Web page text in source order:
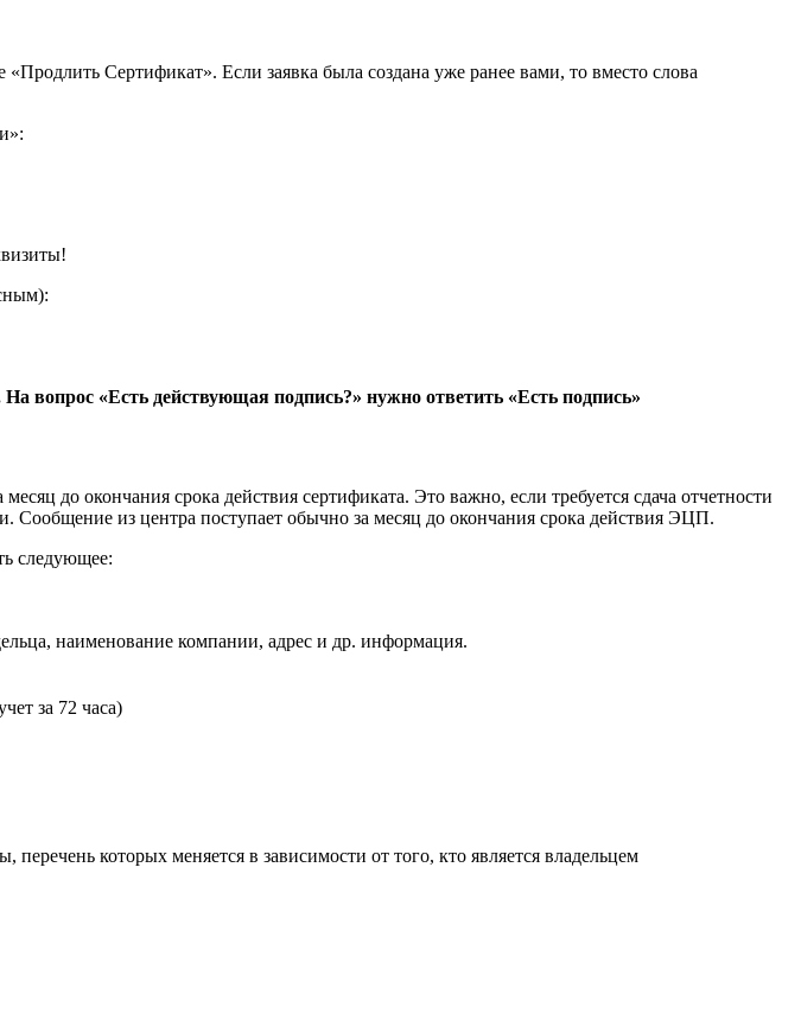
Сертификат». Если заявка была создана уже ранее вами, то вместо слова
вопрос «Есть действующая подпись?» нужно ответить «Есть подпись»
до окончания срока действия сертификата. Это важно, если требуется сдача отчетности
Сообщение из центра поступает обычно за месяц до окончания срока действия ЭЦП.
следующее:
наименование компании, адрес и др. информация.
за 72 часа)
которых меняется в зависимости от того, кто является владельцем